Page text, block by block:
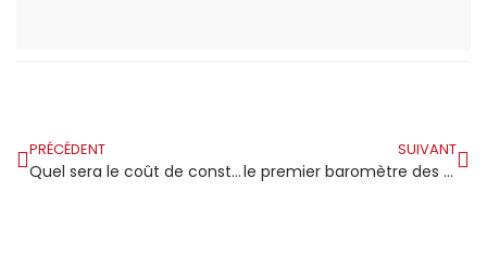
PRÉCÉDENT
Quel sera le coût de construction d’une maison individuelle en 2025 ?
SUIVANT
le premier baromètre des matériaux de construction biosourcés